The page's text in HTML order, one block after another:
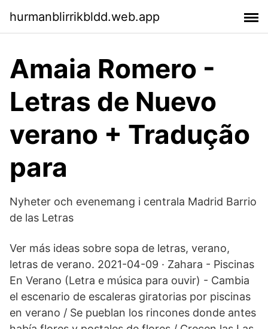
hurmanblirrikbldd.web.app
Amaia Romero -
Letras de Nuevo
verano + Tradução
para
Nyheter och evenemang i centrala Madrid Barrio
de las Letras
Ver más ideas sobre sopa de letras, verano,
letras de verano. 2021-04-09 · Zahara - Piscinas
En Verano (Letra e música para ouvir) - Cambia
el escenario de escaleras giratorias por piscinas
en verano / Se pueblan los rincones donde antes